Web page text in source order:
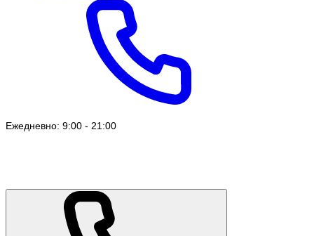
Ежедневно: 9:00 - 21:00